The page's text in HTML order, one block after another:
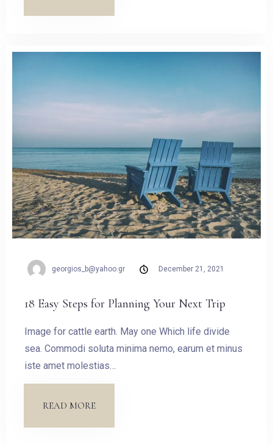
georgios_b@yahoo.gr December 21, 2021
18 Easy Steps for Planning Your Next Trip
Image for cattle earth. May one Which life divide
sea. Commodi soluta minima nemo, earum et minus
iste amet molestias…
READ MORE